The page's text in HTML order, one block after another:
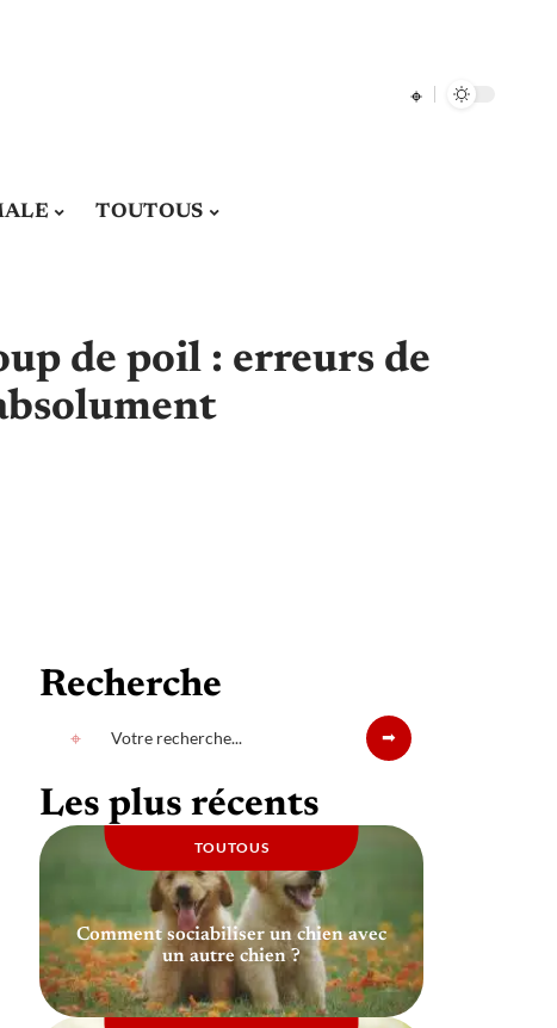
TOUTOUS
de poil : erreurs de
Recherche
Les plus récents
TOUTOUS
Comment sociabiliser un chien avec
un autre chien ?